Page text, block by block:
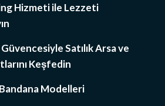
Hizmeti ile Lezzeti
Satılık Arsa ve
Keşfedin
Modelleri